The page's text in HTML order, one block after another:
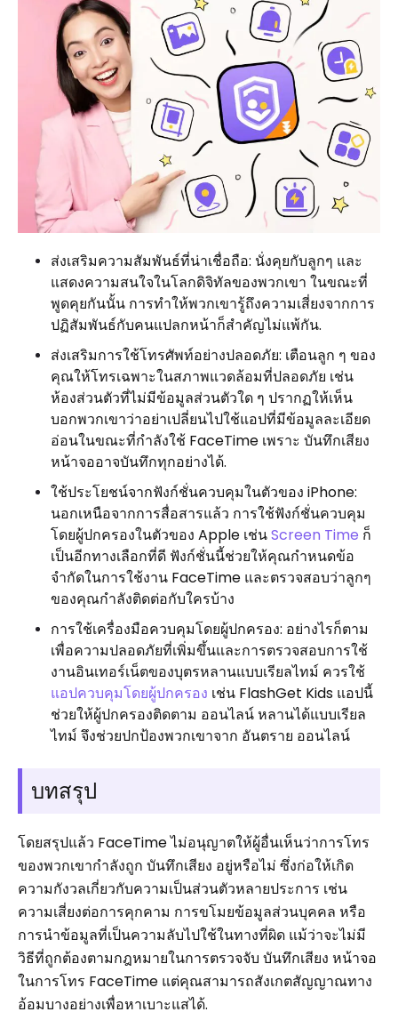
ส่งเสริมความสัมพันธ์ที่น่าเชื่อถือ: นั่งคุยกับลูกๆ และ
แสดงความสนใจในโลกดิจิทัลของพวกเขา ในขณะที่
พูดคุยกันนั้น การทำให้พวกเขารู้ถึงความเสี่ยงจากการ
ปฏิสัมพันธ์กับคนแปลกหน้าก็สำคัญไม่แพ้กัน.
ส่งเสริมการใช้โทรศัพท์อย่างปลอดภัย: เตือนลูก ๆ ของ
คุณให้โทรเฉพาะในสภาพแวดล้อมที่ปลอดภัย เช่น
ห้องส่วนตัวที่ไม่มีข้อมูลส่วนตัวใด ๆ ปรากฏให้เห็น
บอกพวกเขาว่าอย่าเปลี่ยนไปใช้แอปที่มีข้อมูลละเอียด
อ่อนในขณะที่กำลังใช้ FaceTime เพราะ บันทึกเสียง
หน้าจออาจบันทึกทุกอย่างได้.
ใช้ประโยชน์จากฟังก์ชั่นควบคุมในตัวของ iPhone:
นอกเหนือจากการสื่อสารแล้ว การใช้ฟังก์ชั่นควบคุม
โดยผู้ปกครองในตัวของ Apple เช่นScreen Time ก็
เป็นอีกทางเลือกที่ดี ฟังก์ชั่นนี้ช่วยให้คุณกำหนดข้อ
จำกัดในการใช้งาน FaceTime และตรวจสอบว่าลูกๆ
ของคุณกำลังติดต่อกับใครบ้าง
การใช้เครื่องมือควบคุมโดยผู้ปกครอง: อย่างไรก็ตาม
เพื่อความปลอดภัยที่เพิ่มขึ้นและการตรวจสอบการใช้
งานอินเทอร์เน็ตของบุตรหลานแบบเรียลไทม์ ควรใช้
แอปควบคุมโดยผู้ปกครอง เช่น FlashGet Kids แอปนี้
ช่วยให้ผู้ปกครองติดตาม ออนไลน์ หลานได้แบบเรียล
ไทม์ จึงช่วยปกป้องพวกเขาจาก อันตราย ออนไลน์
บทสรุป
โดยสรุปแล้ว FaceTime ไม่อนุญาตให้ผู้อื่นเห็นว่าการโทร
ของพวกเขากำลังถูก บันทึกเสียง อยู่หรือไม่ ซึ่งก่อให้เกิด
ความกังวลเกี่ยวกับความเป็นส่วนตัวหลายประการ เช่น
ความเสี่ยงต่อการคุกคาม การขโมยข้อมูลส่วนบุคคล หรือ
การนำข้อมูลที่เป็นความลับไปใช้ในทางที่ผิด แม้ว่าจะไม่มี
วิธีที่ถูกต้องตามกฎหมายในการตรวจจับ บันทึกเสียง หน้าจอ
ในการโทร FaceTime แต่คุณสามารถสังเกตสัญญาณทาง
อ้อมบางอย่างเพื่อหาเบาะแสได้.